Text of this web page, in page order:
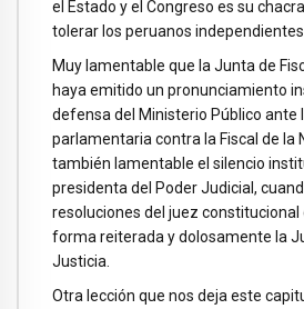
el Estado y el Congreso es su
tolerar los peruanos
Muy lamentable que la Junta de
haya emitido un pronunciamiento
defensa del Ministerio Público ante
parlamentaria contra la Fiscal de la
también lamentable el silencio
presidenta del Poder Judicial,
resoluciones del juez constitucional
forma reiterada y dolosamente la
Justicia.
Otra lección que nos deja este